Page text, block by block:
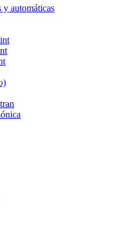
y automáticas